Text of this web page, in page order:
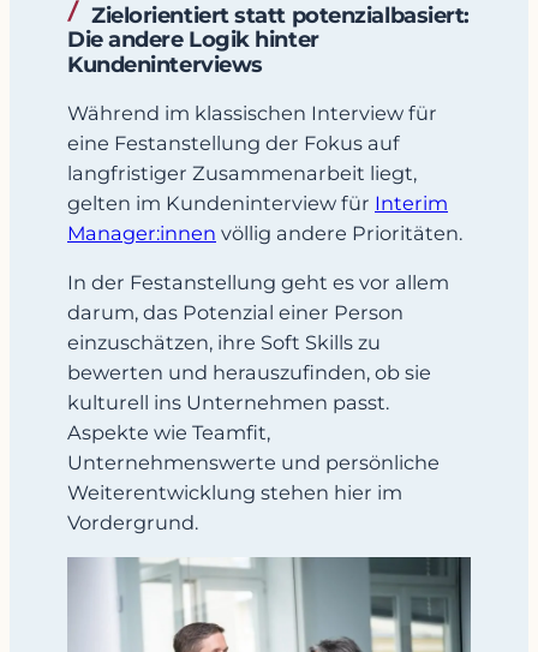
Zielorientiert statt potenzialbasiert:
Die andere Logik hinter
Kundeninterviews
Während im klassischen Interview für
eine Festanstellung der Fokus auf
langfristiger Zusammenarbeit liegt,
gelten im Kundeninterview für Interim
Manager:innen völlig andere Prioritäten.
In der Festanstellung geht es vor allem
darum, das Potenzial einer Person
einzuschätzen, ihre Soft Skills zu
bewerten und herauszufinden, ob sie
kulturell ins Unternehmen passt.
Aspekte wie Teamfit,
Unternehmenswerte und persönliche
Weiterentwicklung stehen hier im
Vordergrund.